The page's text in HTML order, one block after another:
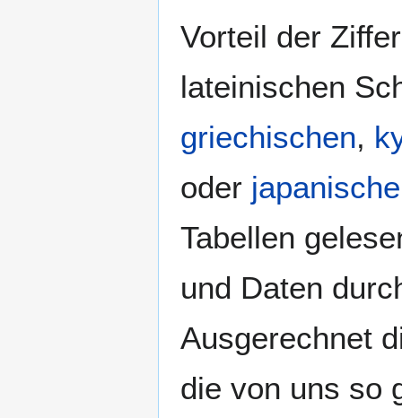
Vorteil der
lateinischen
griechischen,
oder
Tabellen
und Daten
Ausgerechnet
die von uns so